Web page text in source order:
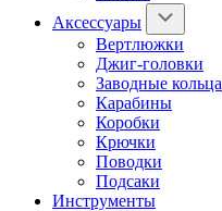
Аксессуары
Вертлюжки
Джиг-головки
Заводные кольца
Карабины
Коробки
Крючки
Поводки
Подсаки
Инструменты